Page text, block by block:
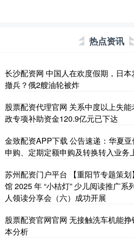
热点资讯
长沙配资网 中国人在欢度假期，日
撤兵？俄2艘油轮被炸
股票配资代理官网 关系中度以上失
政专项补助资金120.9亿元已下达
金致配资APP下载 公告速递：华夏
申购、定期定额申购及转换转入业务
苏州配资门户平台 【重阳节专题策
馆 2025 年 “小桔灯” 少儿阅读推广
人领读分享会（六）成功开展
股票配资官网官网 无接触洗车机能
本分析